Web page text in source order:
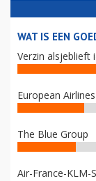
WAT IS EEN
Verzin alsjeblieft
European
The Blue Group
Air-France-KLM-